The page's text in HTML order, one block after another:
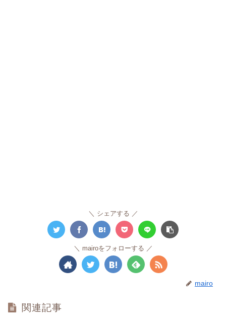
シェアする
mairoをフォローする
mairo
関連記事